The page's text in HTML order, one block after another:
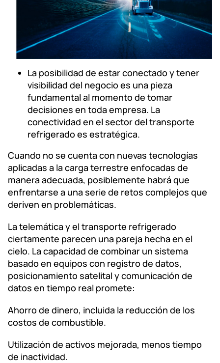
La posibilidad de estar conectado y tener
visibilidad del negocio es una pieza
fundamental al momento de tomar
decisiones en toda empresa. La
conectividad en el sector del transporte
refrigerado es estratégica.
Cuando no se cuenta con nuevas tecnologías
aplicadas a la carga terrestre enfocadas de
manera adecuada, posiblemente habrá que
enfrentarse a una serie de retos complejos que
deriven en problemáticas.
La telemática y el transporte refrigerado
ciertamente parecen una pareja hecha en el
cielo. La capacidad de combinar un sistema
basado en equipos con registro de datos,
posicionamiento satelital y comunicación de
datos en tiempo real promete:
Ahorro de dinero, incluida la reducción de los
costos de combustible.
Utilización de activos mejorada, menos tiempo
de inactividad.